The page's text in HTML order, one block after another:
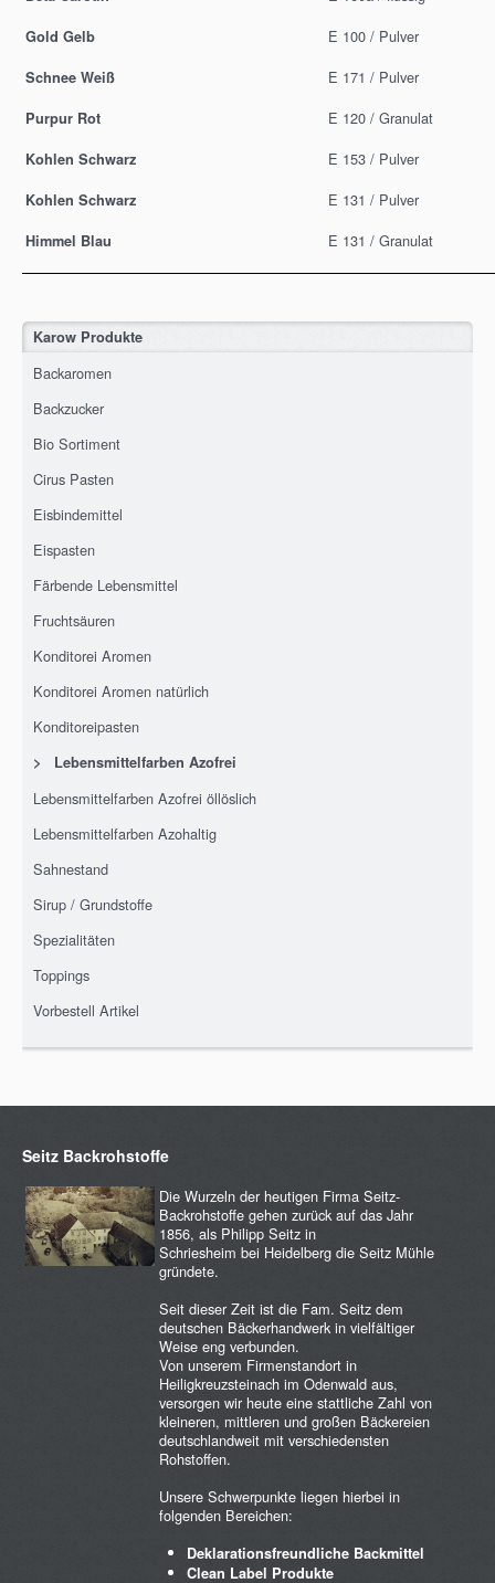
Gold Gelb E 100 / Pulver
Schnee Weiß E 171 / Pulver
Purpur Rot E 120 / Granulat
Kohlen Schwarz E 153 / Pulver
Kohlen Schwarz E 131 / Pulver
Himmel Blau E 131 / Granulat
Karow Produkte
Backaromen
Backzucker
Bio Sortiment
Cirus Pasten
Eisbindemittel
Eispasten
Färbende Lebensmittel
Fruchtsäuren
Konditorei Aromen
Konditorei Aromen natürlich
Konditoreipasten
> Lebensmittelfarben Azofrei
Lebensmittelfarben Azofrei öllöslich
Lebensmittelfarben Azohaltig
Sahnestand
Sirup / Grundstoffe
Spezialitäten
Toppings
Vorbestell Artikel
Seitz Backrohstoffe
Die Wurzeln der heutigen Firma Seitz-
Backrohstoffe gehen zurück auf das Jahr
1856, als Philipp Seitz in
Schriesheim bei Heidelberg die Seitz Mühle
gründete.
Seit dieser Zeit ist die Fam. Seitz dem
deutschen Bäckerhandwerk in vielfältiger
Weise eng verbunden.
Von unserem Firmenstandort in
Heiligkreuzsteinach im Odenwald aus,
versorgen wir heute eine stattliche Zahl von
kleineren, mittleren und großen Bäckereien
deutschlandweit mit verschiedensten
Rohstoffen.
Unsere Schwerpunkte liegen hierbei in
folgenden Bereichen:
Deklarationsfreundliche Backmittel
Clean Label Produkte